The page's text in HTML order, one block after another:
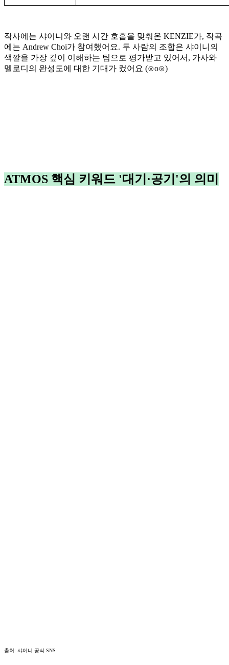
작사에는 샤이니와 오랜 시간 호흡을 맞춰온 KENZIE가, 작곡
에는 Andrew Choi가 참여했어요. 두 사람의 조합은 샤이니의
색깔을 가장 깊이 이해하는 팀으로 평가받고 있어서, 가사와
멜로디의 완성도에 대한 기대가 컸어요 (⊙o⊙)
ATMOS 핵심 키워드 '대기·공기'의 의미
출처: 샤이니 공식 SNS